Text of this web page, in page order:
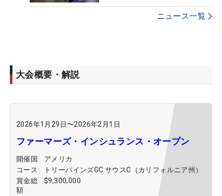
ニュース一覧
大会概要・解説
2026年1月29日〜2026年2月1日
ファーマーズ・インシュランス・オープン
開催国
アメリカ
コース
トリーパインズGC サウスC（カリフォルニア州）
賞金総
額
$9,300,000